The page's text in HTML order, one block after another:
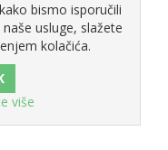
bismo isporučili
usluge, slažete
kolačića.
više